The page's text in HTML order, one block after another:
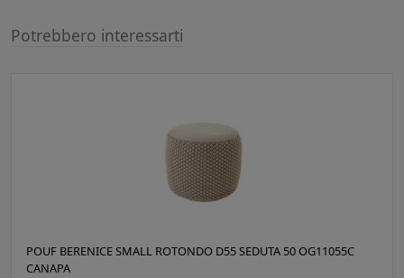
Potrebbero interessarti
POUF BERENICE SMALL ROTONDO D55 SEDUTA 50 OG11055C
CANAPA